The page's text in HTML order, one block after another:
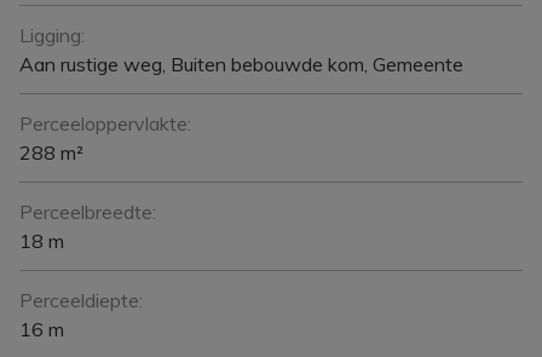
Ligging:
Aan rustige weg, Buiten bebouwde kom, Gemeente
Perceeloppervlakte:
288 m²
Perceelbreedte:
18 m
Perceeldiepte:
16 m